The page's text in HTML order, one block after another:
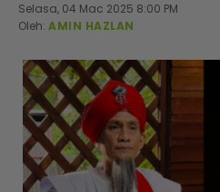
Selasa, 04 Mac 2025 8:00 PM
Oleh: AMIN HAZLAN